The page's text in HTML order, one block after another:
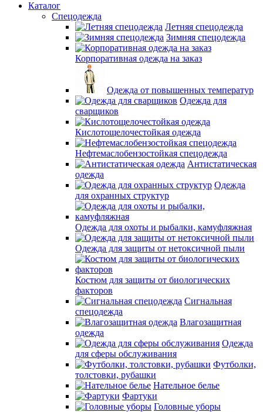
Каталог
Спецодежда
Летняя спецодежда
Зимняя спецодежда
Корпоративная одежда на заказ
Одежда от повышенных температур
Одежда для
сварщиков
Кислотощелочестойкая одежда
Нефтемаслобензостойкая спецодежда
Антистатическая
одежда
Одежда
для охранных структур
Одежда для охоты и рыбалки, камуфляжная
Одежда для защиты от нетоксичной пыли
Костюм для защиты от биологических
факторов
Сигнальная
спецодежда
Влагозащитная
одежда
Одежда
для сферы обслуживания
Футболки,
толстовки, рубашки
Нательное белье
Фартуки
Головные уборы